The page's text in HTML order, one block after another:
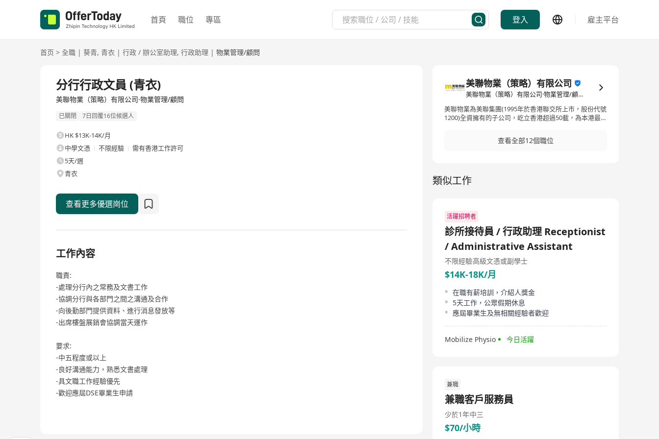
首頁 職位 專區 登入 雇主平台
首页 > 全職 | 葵青, 青衣 | 行政 / 辦公室助理, 行政助理 | 物業管理/顧問
分行行政文員 (青衣)
美聯物業（策略）有限公司·物業管理/顧問
已關閉 7日回覆16位候選人
HK $13K-14K/月
中學文憑
不限經驗
需有香港工作許可
5天/週
青衣
查看更多優選崗位
工作內容
職責:
-處理分行內之常務及文書工作
-協調分行與各部門之間之溝通及合作
-向後勤部門提供資料、進行消息發放等
-出席樓盤展銷會協調當天運作
要求:
-中五程度或以上
-良好溝通能力，熟悉文書處理
-具文職工作經驗優先
-歡迎應屆DSE畢業生申請
美聯物業（策略）有限公司
美聯物業（策略）有限公司·物業管理/顧問
美聯物業為美聯集團(1995年於香港聯交所上市，股份代號
1200)全資擁有的子公司，屹立香港超過50載，為本港最大
為近317間，員工人數逾4,650人。 美聯集團提供全面的物
業買賣及租賃代理服務，並於內地設有近50間分行。 除地
幣》雜誌選為2005年最佳管理公司（中型企業組別）之
一。 Established more than 50 years ago, Midland
of Midland Holdings, listed on Hong Kong stock
Holdings boasted 317 branches and employed 4,650
persons. Midland Holdings is a comprehensive agency
company which brokers buy-and-sell and rental
transactions in Hong Kong. In addition, a meaningful
portion of our outlets are located in mainland China.
Midland Holdings also provides mortgage brokerage
we were awarded as one of Forbes Asia's the most
successful public company (annual revenue below a
billion US$) and as the Asiamoney 2005 Best Managed
查看全部12個職位
類似工作
活躍招聘者
診所接待員 / 行政助理 Receptionist
/ Administrative Assistant
不限經驗高級文憑或副學士
$14K-18K/月
在職有薪培訓，介紹人獎金
5天工作，公眾假期休息
應屆畢業生及無相關經驗者歡迎
Mobilize Physio 今日活躍
兼職
兼職客戶服務員
少於1年中三
$70/小時